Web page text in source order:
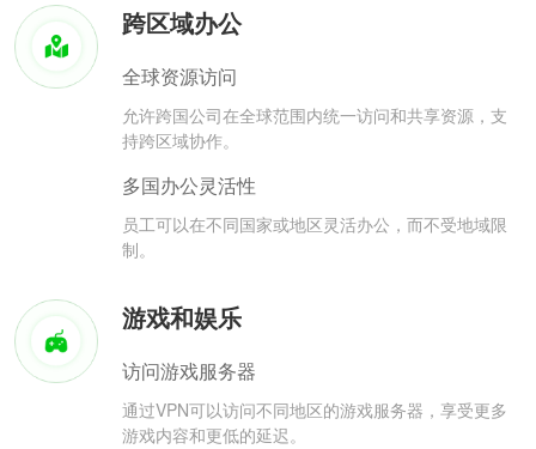
跨区域办公
全球资源访问
允许跨国公司在全球范围内统一访问和共享资源，支
持跨区域协作。
多国办公灵活性
员工可以在不同国家或地区灵活办公，而不受地域限
制。
游戏和娱乐
访问游戏服务器
通过VPN可以访问不同地区的游戏服务器，享受更多
游戏内容和更低的延迟。